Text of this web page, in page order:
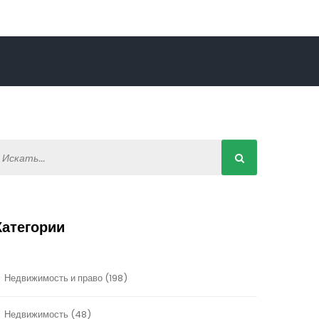
Недвижимость и право (198)
Недвижимость (48)